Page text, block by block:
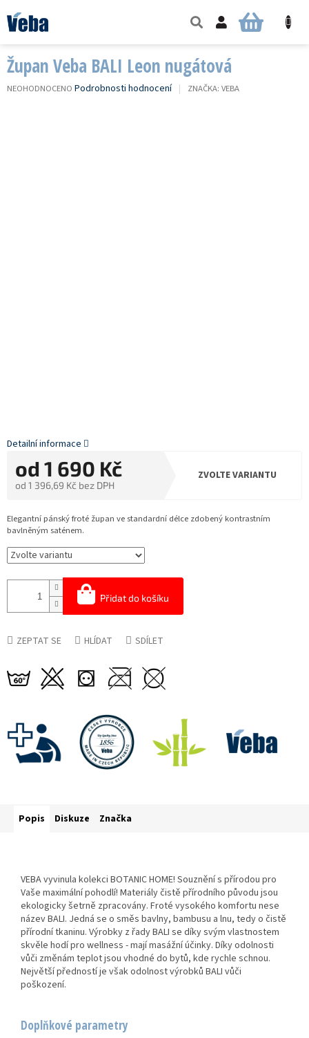
na
obsah
NÁKUPNÍ
Župan Veba BALI Leon nugátová
PRŮMĚRNÉ
NEOHODNOCENO Podrobnosti hodnocení ZNAČKA: VEBA
od 1 690 Kč
od 1 396,69 Kč bez DPH
ZVOLTE VARIANTU
Přidat do košíku
Elegantní pánský froté župan ve standardní délce zdobený kontrastním
bavlněným saténem.
Detailní informace
ZEPTAT SE HLÍDAT SDÍLET
Popis Diskuze Značka
VEBA vyvinula kolekci BOTANIC HOME! Souznění s přírodou pro
Vaše maximální pohodlí! Materiály čistě přírodního původu jsou
ekologicky šetrně zpracovány. Froté vysokého komfortu nese
název BALI. Jedná se o směs bavlny, bambusu a lnu, tedy o čistě
přírodní tkaninu. Výrobky z řady BALI se díky svým vlastnostem
skvěle hodí pro wellness - mají masážní účinky. Díky odolnosti
vůči změnám teplot jsou vhodné do bytů, kde rychle schnou.
Největší předností je však odolnost výrobků BALI vůči
poškození.
Doplňkové parametry